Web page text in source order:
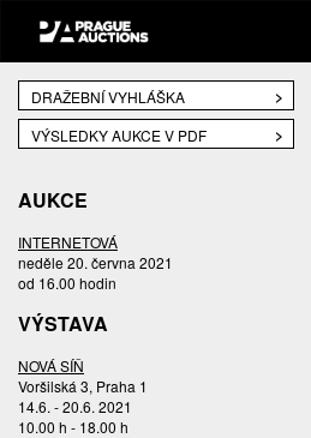
DRAŽEBNÍ VYHLÁŠKA
VÝSLEDKY AUKCE V PDF
AUKCE
INTERNETOVÁ
neděle 20. června 2021
od 16.00 hodin
VÝSTAVA
NOVÁ SÍŇ
Voršilská 3, Praha 1
14.6. - 20.6. 2021
10.00 h - 18.00 h